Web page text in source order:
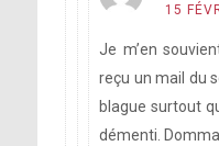
15
Je m’en
reçu un mail du
blague surtout
démenti.